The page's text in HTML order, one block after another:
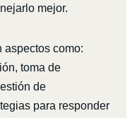
mejor.
aspectos como:
toma de
de
para responder